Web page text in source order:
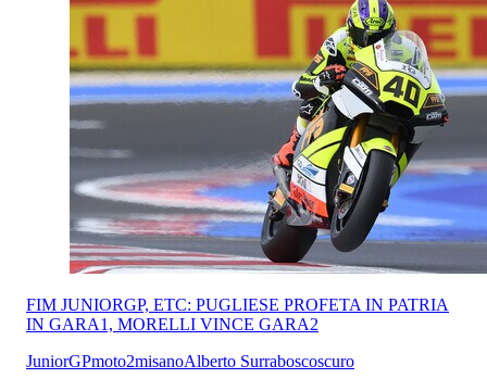
FIM JUNIORGP, ETC: PUGLIESE PROFETA IN PATRIA
IN GARA1, MORELLI VINCE GARA2
JuniorGPmoto2misanoAlberto Surraboscoscuro